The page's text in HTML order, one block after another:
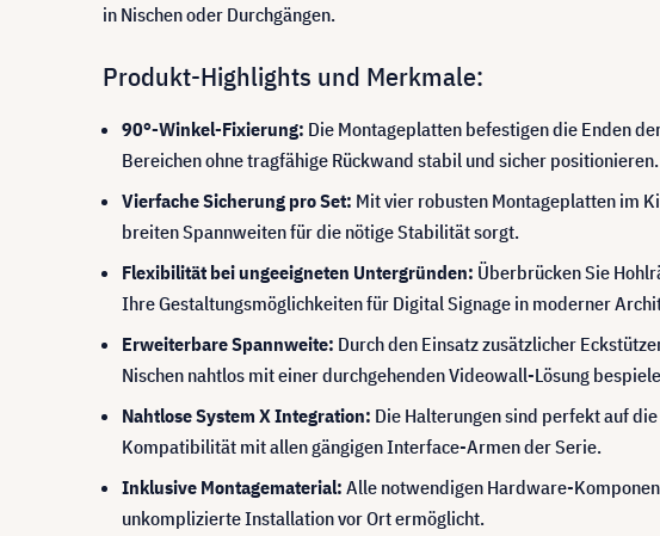
in Nischen oder Durchgängen.
Produkt-Highlights und Merkmale:
90°-Winkel-Fixierung: Die Montageplatten befestigen die Enden
Bereichen ohne tragfähige Rückwand stabil und sicher positionieren.
Vierfache Sicherung pro Set: Mit vier robusten Montageplatten im
breiten Spannweiten für die nötige Stabilität sorgt.
Flexibilität bei ungeeigneten Untergründen: Überbrücken Sie
Ihre Gestaltungsmöglichkeiten für Digital Signage in moderner
Erweiterbare Spannweite: Durch den Einsatz zusätzlicher
Nischen nahtlos mit einer durchgehenden Videowall-Lösung
Nahtlose System X Integration: Die Halterungen sind perfekt auf
Kompatibilität mit allen gängigen Interface-Armen der Serie.
Inklusive Montagematerial: Alle notwendigen Hardware-
unkomplizierte Installation vor Ort ermöglicht.